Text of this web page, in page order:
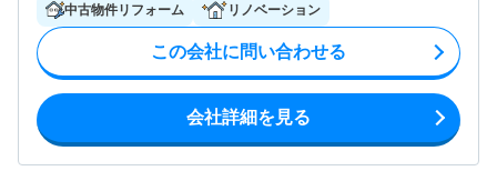
中古物件リフォーム リノベーション
この会社に問い合わせる
会社詳細を見る